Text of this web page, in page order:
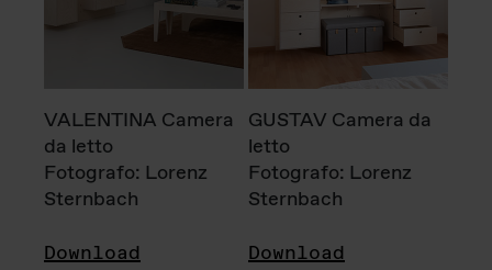
VALENTINA Camera
da letto
Fotografo: Lorenz
Sternbach
Download
GUSTAV Camera da
letto
Fotografo: Lorenz
Sternbach
Download